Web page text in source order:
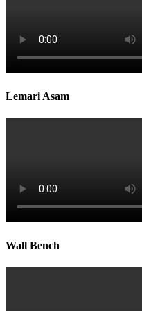
Lemari Asam
Wall Bench